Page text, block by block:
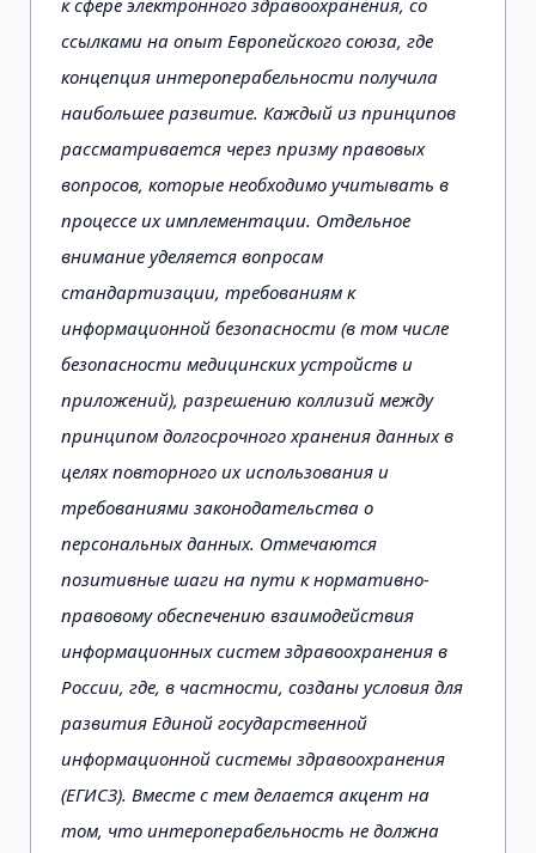
к сфере электронного здравоохранения, со
ссылками на опыт Европейского союза, где
концепция интероперабельности получила
наибольшее развитие. Каждый из принципов
рассматривается через призму правовых
вопросов, которые необходимо учитывать в
процессе их имплементации. Отдельное
внимание уделяется вопросам
стандартизации, требованиям к
информационной безопасности (в том числе
безопасности медицинских устройств и
приложений), разрешению коллизий между
принципом долгосрочного хранения данных в
целях повторного их использования и
требованиями законодательства о
персональных данных. Отмечаются
позитивные шаги на пути к нормативно-
правовому обеспечению взаимодействия
информационных систем здравоохранения в
России, где, в частности, созданы условия для
развития Единой государственной
информационной системы здравоохранения
(ЕГИСЗ). Вместе с тем делается акцент на
том, что интероперабельность не должна